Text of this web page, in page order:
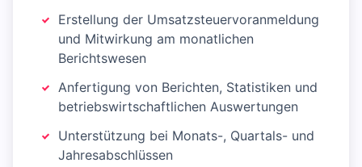
Erstellung der Umsatzsteuervoranmeldung
und Mitwirkung am monatlichen
Berichtswesen
Anfertigung von Berichten, Statistiken und
betriebswirtschaftlichen Auswertungen
Unterstützung bei Monats-, Quartals- und
Jahresabschlüssen